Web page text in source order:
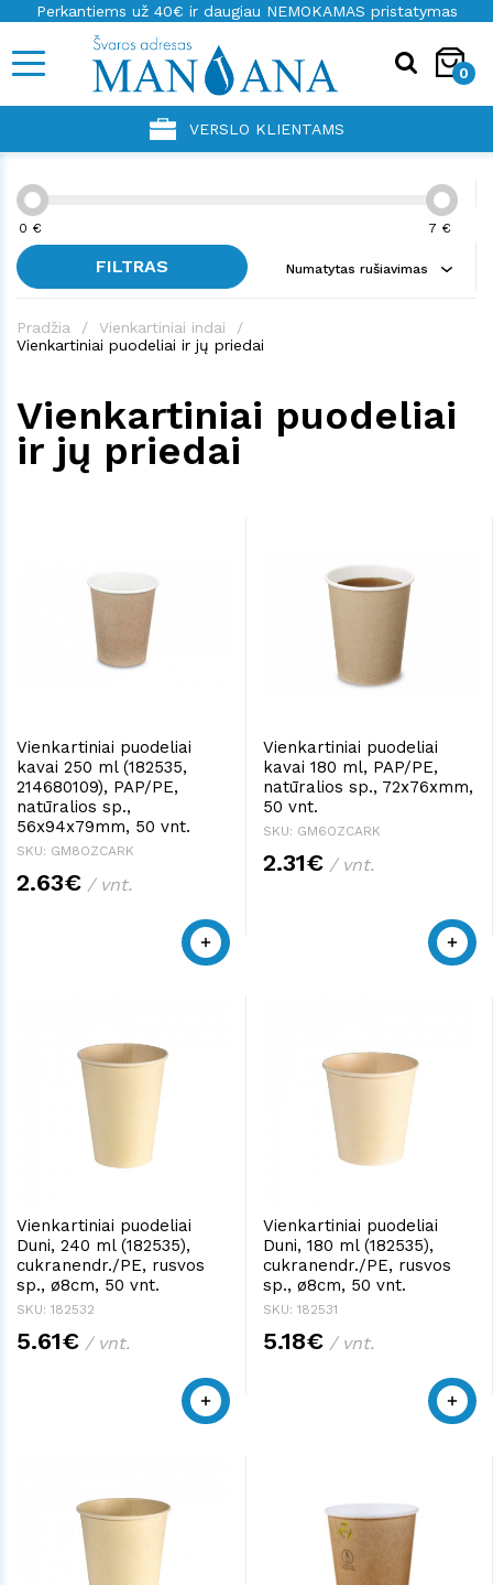
Perkantiems už 40€ ir daugiau NEMOKAMAS pristatymas
0
VERSLO KLIENTAMS
0 € 7 €
FILTRAS Numatytas rušiavimas
Pradžia
Vienkartiniai indai
Vienkartiniai puodeliai ir jų priedai
Vienkartiniai puodeliai
ir jų priedai
Vienkartiniai puodeliai
kavai 250 ml (182535,
214680109), PAP/PE,
natūralios sp.,
56x94x79mm, 50 vnt.
SKU: GM8OZCARK
2.63€ / vnt.
Vienkartiniai puodeliai
kavai 180 ml, PAP/PE,
natūralios sp., 72x76xmm,
50 vnt.
SKU: GM6OZCARK
2.31€ / vnt.
Vienkartiniai puodeliai
Duni, 240 ml (182535),
cukranendr./PE, rusvos
sp., ø8cm, 50 vnt.
SKU: 182532
5.61€ / vnt.
Vienkartiniai puodeliai
Duni, 180 ml (182535),
cukranendr./PE, rusvos
sp., ø8cm, 50 vnt.
SKU: 182531
5.18€ / vnt.